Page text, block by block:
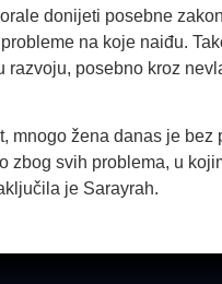
donijeti posebne
na koje naiđu.
razvoju, posebno kroz
mnogo žena danas je
zbog svih problema, u
je Sarayrah.